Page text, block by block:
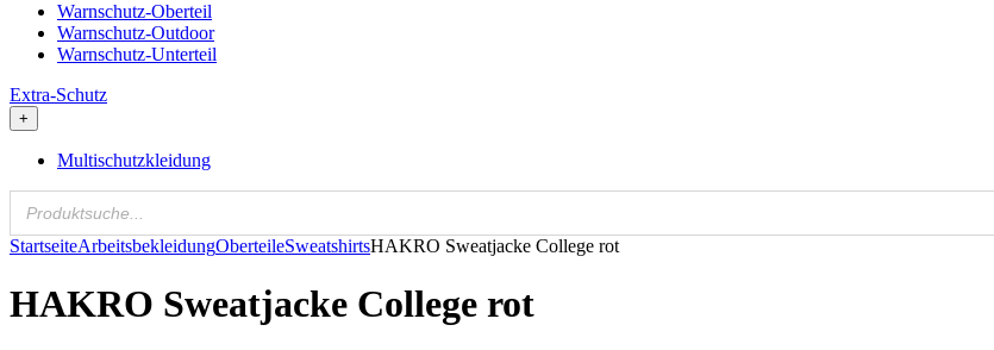
Warnschutz-Oberteil
Warnschutz-Outdoor
Warnschutz-Unterteil
Extra-Schutz
+
Multischutzkleidung
StartseiteArbeitsbekleidungOberteileSweatshirtsHAKRO Sweatjacke College rot
HAKRO Sweatjacke College rot